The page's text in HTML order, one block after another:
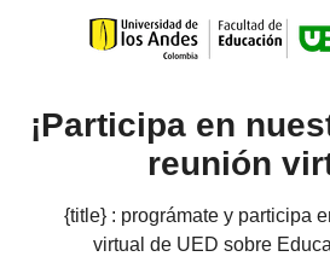
¡Participa en
reunión
{title} : prográmate y participa
virtual de UED sobre